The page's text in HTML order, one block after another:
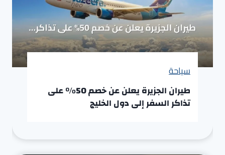
سياحة
طيران الجزيرة يعلن عن خصم 50% على
تذاكر السفر إلى دول الخليج